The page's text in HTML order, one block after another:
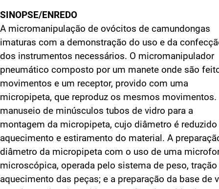
SINOPSE/ENREDO
A micromanipulação de ovócitos de camundongas
imaturas com a demonstração do uso e da
dos instrumentos necessários. O micromanipulador
pneumático composto por um manete onde são
movimentos e um receptor, provido com uma
micropipeta, que reproduz os mesmos movimentos.
manuseio de minúsculos tubos de vidro para a
montagem da micropipeta, cujo diâmetro é
aquecimento e estiramento do material. A
diâmetro da micropipeta com o uso de uma
microscópica, operada pelo sistema de peso, tração
aquecimento das peças; e a preparação da base de